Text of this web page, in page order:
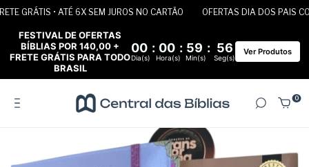
GRÁTIS • ATÉ 6X SEM JUROS NO CARTÃO OFERTAS DIA DOS PAIS COM
FESTIVAL DE OFERTAS
BÍBLIAS POR 140,00 +
FRETE GRÁTIS PARA TODO
BRASIL
00 : 00 : 59 : 55
Dia(s) Hora(s) Min(s) Seg(s)
Ver Produtos
0